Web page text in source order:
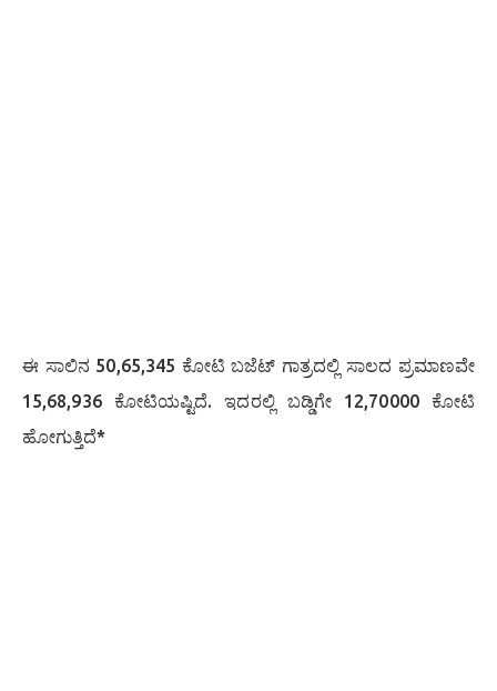
ಈ ಸಾಲಿನ 50,65,345 ಕೋಟಿ ಬಜೆಟ್ ಗಾತ್ರದಲ್ಲಿ ಸಾಲದ ಪ್ರಮಾಣವೇ
15,68,936 ಕೋಟಿಯಷ್ಟಿದೆ. ಇದರಲ್ಲಿ ಬಡ್ಡಿಗೇ 12,70000 ಕೋಟಿ
ಹೋಗುತ್ತಿದೆ*